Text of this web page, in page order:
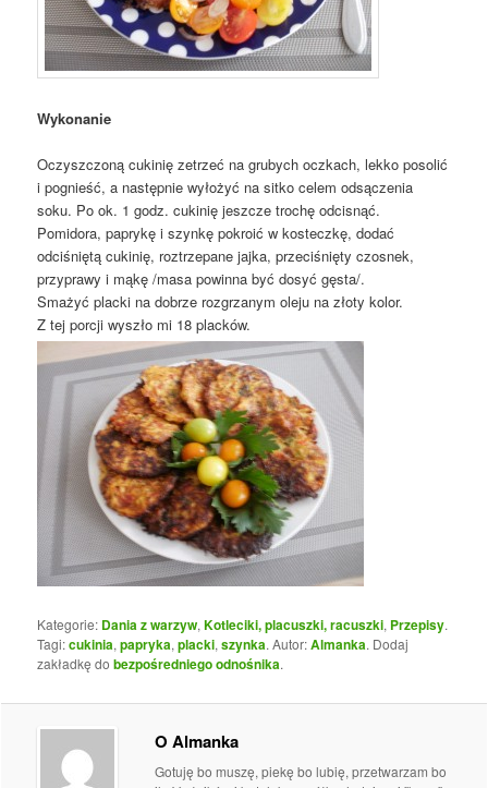
Wykonanie
Oczyszczoną cukinię zetrzeć na grubych oczkach, lekko posolić
i pognieść, a następnie wyłożyć na sitko celem odsączenia
soku. Po ok. 1 godz. cukinię jeszcze trochę odcisnąć.
Pomidora, paprykę i szynkę pokroić w kosteczkę, dodać
odciśniętą cukinię, roztrzepane jajka, przeciśnięty czosnek,
przyprawy i mąkę /masa powinna być dosyć gęsta/.
Smażyć placki na dobrze rozgrzanym oleju na złoty kolor.
Z tej porcji wyszło mi 18 placków.
Kategorie: Dania z warzyw,Kotleciki, placuszki, racuszki, Przepisy.
Tagi:cukinia,papryka,placki,szynka. Autor:Almanka. Dodaj
zakładkę dobezpośredniego odnośnika.
O Almanka
Gotuję bo muszę, piekę bo lubię, przetwarzam bo